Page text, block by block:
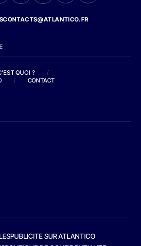
QUOI ?
/
/ CONTACT
PUBLICITE SUR ATLANTICO